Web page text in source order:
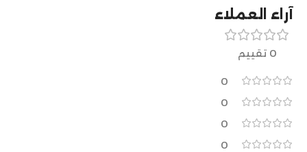
آراء العملاء
0 تقييم
0
0
0
0